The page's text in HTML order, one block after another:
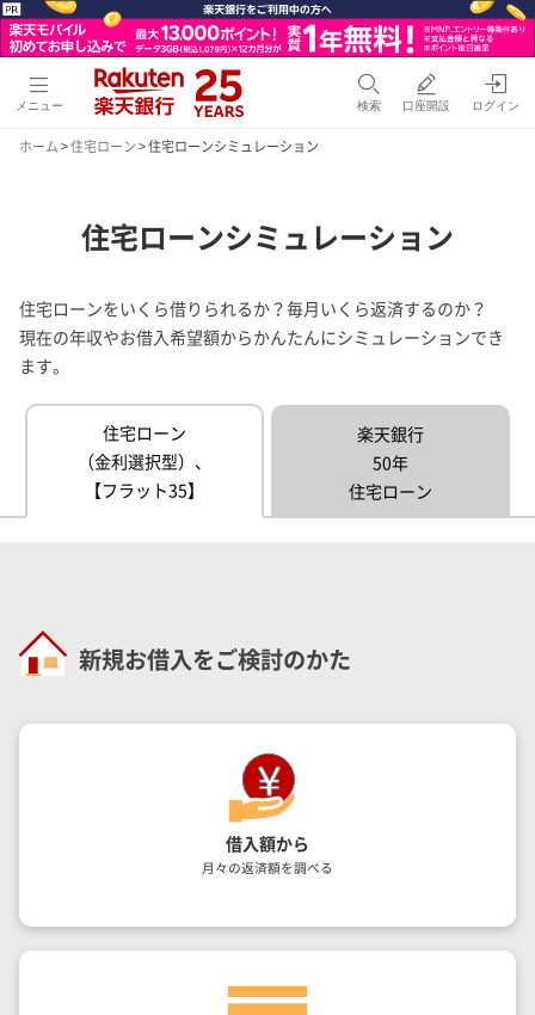
メニュー 検索 口座開設 ログイン
ホーム>住宅ローン> 住宅ローンシミュレーション
住宅ローンシミュレーション
住宅ローンをいくら借りられるか？毎月いくら返済するのか？
現在の年収やお借入希望額からかんたんにシミュレーションでき
ます。
住宅ローン
（金利選択型）、
【フラット35】
楽天銀行
50年
住宅ローン
新規お借入をご検討のかた
借入額から
月々の返済額を調べる